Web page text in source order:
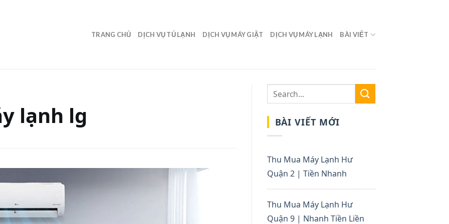
TRANG CHỦ DỊCH VỤ TỦ LẠNH DỊCH VỤ MÁY GIẶT DỊCH VỤ MÁY LẠNH BÀI VIẾT
lạnh lg BÀI VIẾT MỚI
Thu Mua Máy Lạnh Hư
Quận 2 | Tiền Nhanh
Thu Mua Máy Lạnh Hư
Quận 9 | Nhanh Tiền Liền